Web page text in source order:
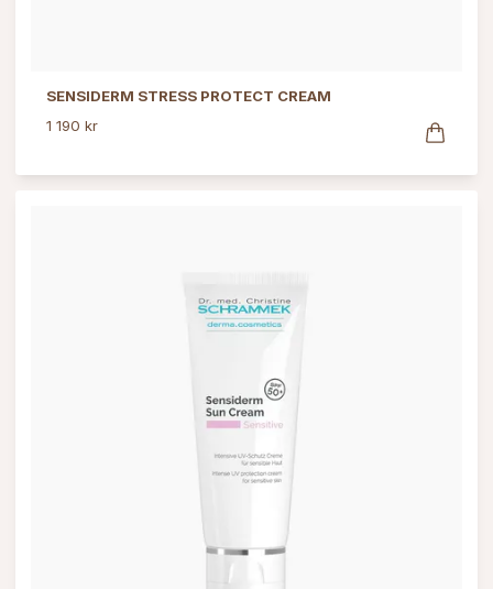
SENSIDERM STRESS PROTECT CREAM
1 190 kr